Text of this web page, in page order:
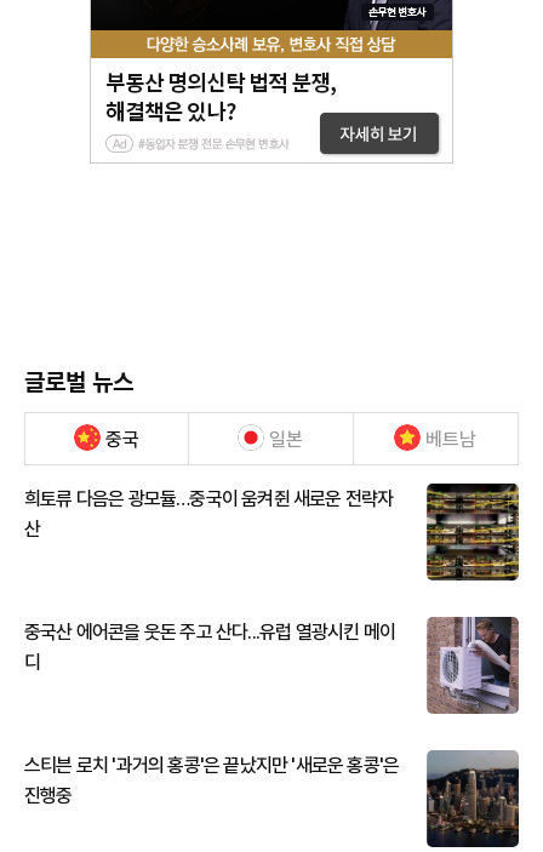
글로벌 뉴스
중국 일본 베트남
희토류 다음은 광모듈…중국이 움켜쥔 새로운 전략자
산
중국산 에어콘을 웃돈 주고 산다...유럽 열광시킨 메이
디
스티븐 로치 '과거의 홍콩'은 끝났지만 '새로운 홍콩'은
진행중